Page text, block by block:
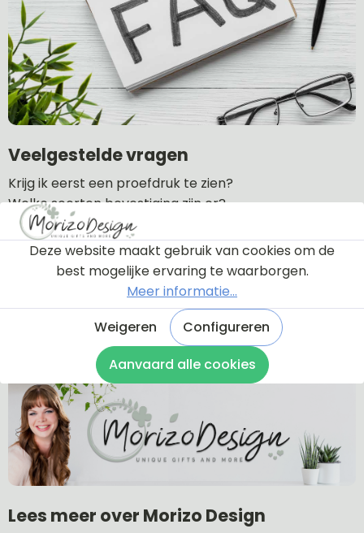
Veelgestelde vragen
Krijg ik eerst een proefdruk te zien?
Welke soorten bevestiging zijn er?
Wat is de levertijd?
Wat zijn de verzendkosten?
Hoe lang is de garantie?
Kan ik een naambordje retourneren?
Naar veel gestelde vragen
Lees meer over Morizo Design
Deze website maakt gebruik van cookies om de
best mogelijke ervaring te waarborgen.
Meer informatie...
Weigeren
Configureren
Aanvaard alle cookies